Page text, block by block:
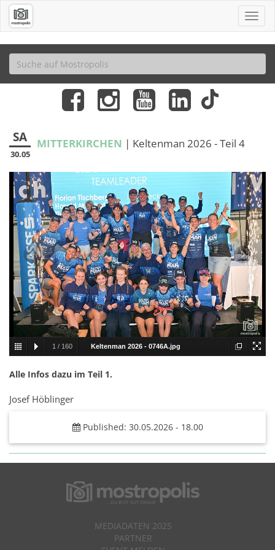
SA
30.05
MITTERKIRCHEN | Keltenman 2026 - Teil 4
1 / 160 Keltenman 2026 - 0746A.jpg
Alle Infos dazu im Teil 1.
Josef Höblinger
Published: 30.05.2026 - 18.00
MEDIADATEN 2025
PARTNER